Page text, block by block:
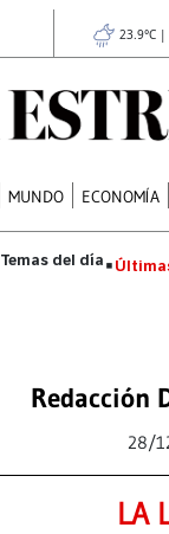
23.9°C |
MUNDO ECONOMÍA
Redacción
28/
LA